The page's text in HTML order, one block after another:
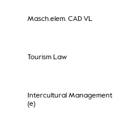
Masch.elem. CAD VL
Tourism Law
Intercultural Management
(e)